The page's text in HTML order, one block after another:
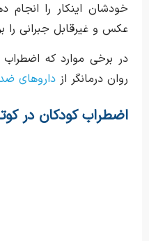
خودشان اینکار را انجام
عکس و غیرقابل جبرانی
در برخی موارد که
روان درمانگر از داروهای
اضطراب کودکان در